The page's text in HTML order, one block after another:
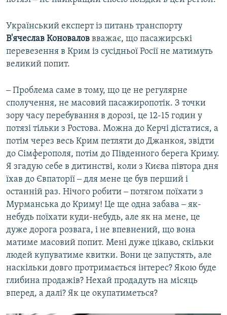
Український експерт із питань транспорту
В'ячеслав Коновалов вважає, що пасажирські
перевезення в Крим із сусідньої Росії не матимуть
великий попит.
‒ Проблема саме в тому, що це не регулярне
сполучення, не масовий пасажиропотік. З точки
зору часу перебування в дорозі, це 12-15 годин у
потязі тільки з Ростова. Можна до Керчі дістатися, а
потім через весь Крим петляти до Джанкоя, звідти
до Сімферополя, потім до Південного берега Криму.
Я згадую себе в дитинстві, коли з Києва півтора дня
їхав до Євпаторії ‒ для мене це був перший і
останній раз. Нічого робити ‒ потягом поїхати з
Мурманська до Криму! Це ще одна забава ‒ як-
небудь поїхати куди-небудь, але як на мене, це
дуже дорога розвага, і не впевнений, що вона
матиме масовий попит. Мені дуже цікаво, скільки
людей купуватиме квитки. Вони це запустять, але
наскільки довго протримається інтерес? Якою буде
глибина продажів? Нехай продадуть на місяць
вперед, а далі? Як це окупатиметься?